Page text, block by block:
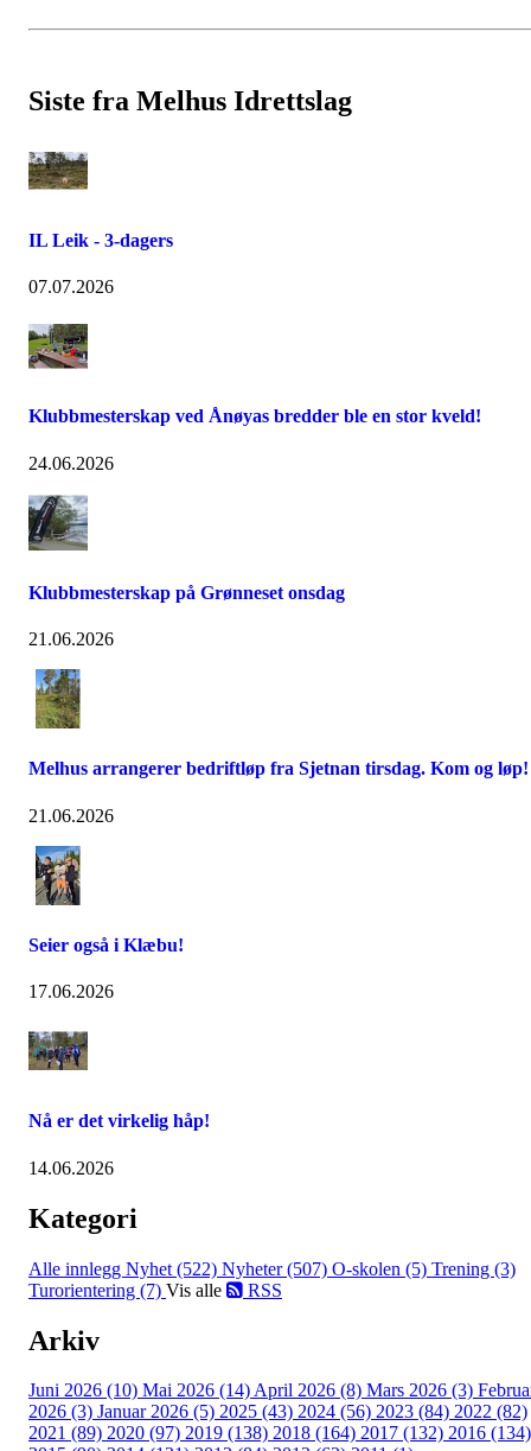
Siste fra Melhus Idrettslag
IL Leik - 3-dagers
07.07.2026
Klubbmesterskap ved Ånøyas bredder ble en stor kveld!
24.06.2026
Klubbmesterskap på Grønneset onsdag
21.06.2026
Melhus arrangerer bedriftløp fra Sjetnan tirsdag. Kom og løp!
21.06.2026
Seier også i Klæbu!
17.06.2026
Nå er det virkelig håp!
14.06.2026
Kategori
Alle innlegg Nyhet (522) Nyheter (507) O-skolen (5) Trening (3)
Turorientering (7) Vis alle RSS
Arkiv
Juni 2026 (10) Mai 2026 (14)April 2026 (8) Mars 2026 (3)
2026 (3) Januar 2026 (5) 2025 (43) 2024 (56) 2023 (84) 2022 (82)
2021 (89) 2020 (97) 2019 (138) 2018 (164) 2017 (132) 2016 (134)